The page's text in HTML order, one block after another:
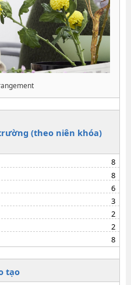
(theo niên khóa)
8
8
6
3
2
2
8
tạo